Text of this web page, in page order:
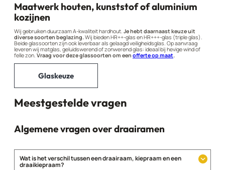
Maatwerk houten, kunststof of aluminium
kozijnen
Wij gebruiken duurzaam A-kwaliteit hardhout. Je hebt daarnaast keuze uit
diverse soorten beglazing.Wij bieden HR++-glas en HR+++-glas (triple glas).
Beide glassoorten zijn ook leverbaar als gelaagd veiligheidsglas. Op aanvraag
leveren wij matglas, geluidswerend of zonwerend glas: ideaal bij hevige wind of
felle zon. Vraag voor deze glassoorten om een offerte op maat.
Glaskeuze
Meestgestelde vragen
Algemene vragen over draairamen
Wat is het verschil tussen een draairaam, kiepraam en een
draaikiepraam?